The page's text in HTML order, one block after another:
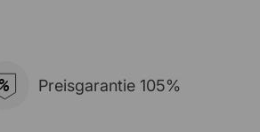
Preisgarantie 105%